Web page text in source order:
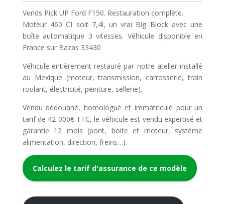
Vends Pick UP Ford F150. Restauration complète.
Moteur 460 CI soit 7,4l, un vrai Big Block avec une
boîte automatique 3 vitesses. Véhicule disponible en
France sur Bazas 33430
Véhicule entièrement restauré par notre atelier installé
au Mexique (moteur, transmission, carrosserie, train
roulant, électricité, peinture, sellerie).
Vendu dédouané, homologué et immatriculé pour un
tarif de 42 000€ TTC, le véhicule est vendu expertisé et
garantie 12 mois (pont, boite et moteur, système
alimentation, direction, freins…).
Calculez le tarif d'assurance de ce modèle